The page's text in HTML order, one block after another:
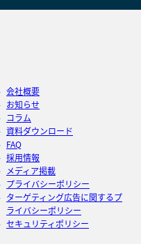
会社概要
お知らせ
コラム
資料ダウンロード
FAQ
採用情報
メディア掲載
プライバシーポリシー
ターゲティング広告に関するプ
ライバシーポリシー
セキュリティポリシー